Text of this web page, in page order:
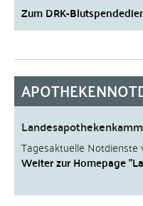
Zum DRK-
Tagesaktuelle Notdienste
Weiter zur Homepage